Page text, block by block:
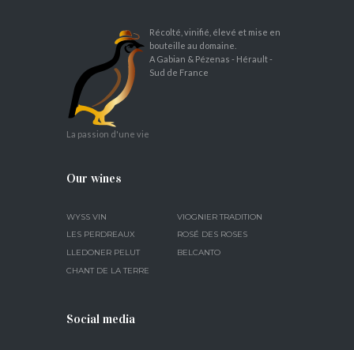
La passion d'une vie
Récolté, vinifié, élevé et mise en
bouteille au domaine.
A Gabian & Pézenas - Hérault -
Sud de France
Our wines
WYSS VIN
VIOGNIER TRADITION
LES PERDREAUX
ROSÉ DES ROSES
LLEDONER PELUT
BELCANTO
CHANT DE LA TERRE
Social media